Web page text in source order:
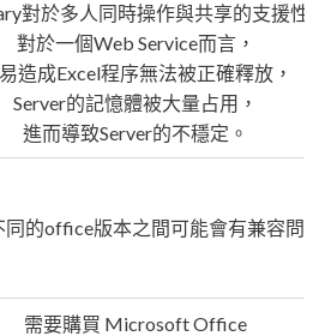
對於多人同時操作與共享的支援性
對於一個Web Service而言，
造成Excel程序無法被正確釋放，
Server的記憶體被大量占用，
進而導致Server的不穩定。
同的office版本之間可能會有兼容問
需要購買 Microsoft Office